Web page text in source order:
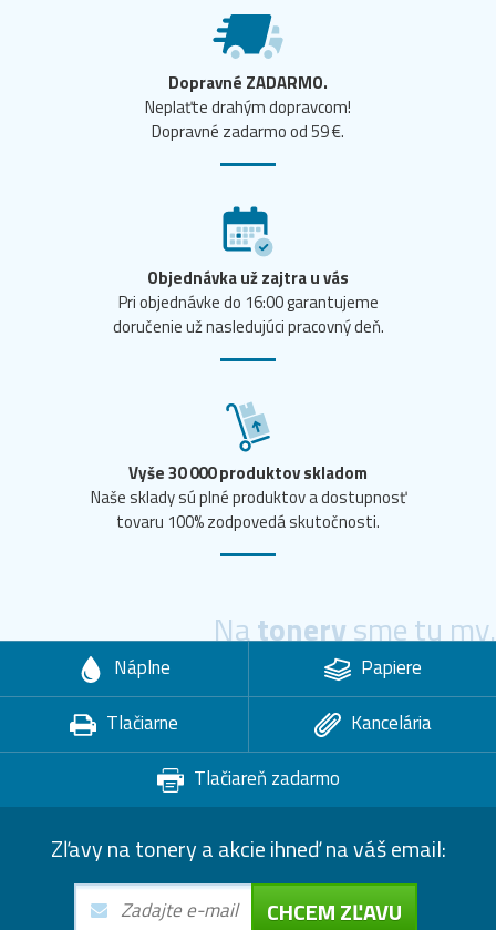
Dopravné ZADARMO.
Neplaťte drahým dopravcom!
Dopravné zadarmo od 59 €.
Objednávka už zajtra u vás
Pri objednávke do 16:00 garantujeme
doručenie už nasledujúci pracovný deň.
Vyše 30 000 produktov skladom
Naše sklady sú plné produktov a dostupnosť
tovaru 100% zodpovedá skutočnosti.
Natonerysme tu my.
Náplne
Papiere
Tlačiarne
Kancelária
Tlačiareň zadarmo
Zľavy na tonery a akcie ihneď na váš email:
CHCEM ZĽAVU